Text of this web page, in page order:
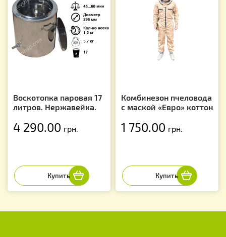
Воскотопка паровая 17
литров. Нержавейка.
4 290.00 грн.
Комбинезон пчеловода
с маской «Евро» коттон
1 750.00 грн.